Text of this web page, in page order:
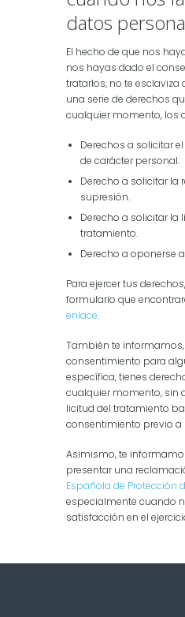
datos
El hecho de que nos
nos hayas dado el
tratarlos, no te esclaviza
una serie de derechos
cualquier momento, los
Derechos a solicitar
de carácter personal.
Derecho a solicitar la
supresión.
Derecho a solicitar la
tratamiento.
Derecho a oponerse
Para ejercer tus
formulario que
enlace.
También te
consentimiento para
específica, tienes
cualquier momento, sin
licitud del tratamiento
consentimiento previo a
Asimismo, te
presentar una
Española de Protección
especialmente cuando
satisfacción en el